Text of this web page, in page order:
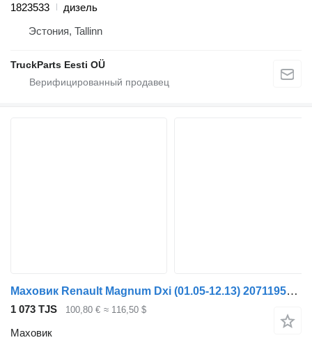
1823533
дизель
Эстония, Tallinn
TruckParts Eesti OÜ
Маховик Renault Magnum Dxi (01.05-12.13) 20711957 для тягача Renault Magnum (1990-2014)
1 073 TJS 100,80 € ≈ 116,50 $
Маховик